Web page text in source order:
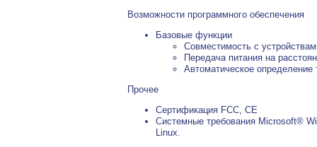
Возможности программного обеспечения
Базовые функции
Совместимость с
Передача питания на
Автоматическое
Прочее
Сертификация FCC, CE
Системные требования Microsoft®
Linux.